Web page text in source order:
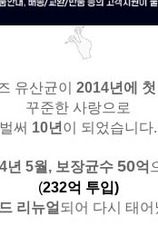
유산균이 2014년에 첫
꾸준한 사랑으로
벌써 10년 이 되었습니다.
년 5월, 보장균수 50억
(232억 투입)
리뉴얼 되어 다시 태어